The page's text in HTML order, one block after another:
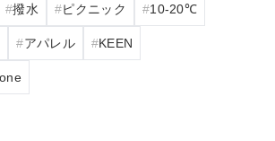
撥水 ピクニック 10‐20℃
アパレル KEEN